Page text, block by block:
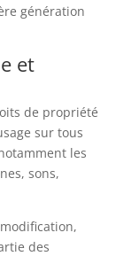
génération
et
de propriété
sur tous
les
sons,
des